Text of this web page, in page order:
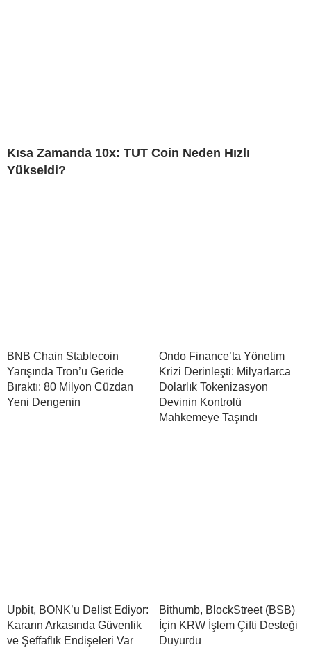
Kısa Zamanda 10x: TUT Coin Neden Hızlı
Yükseldi?
BNB Chain Stablecoin
Yarışında Tron’u Geride
Bıraktı: 80 Milyon Cüzdan
Yeni Dengenin
Ondo Finance’ta Yönetim
Krizi Derinleşti: Milyarlarca
Dolarlık Tokenizasyon
Devinin Kontrolü
Mahkemeye Taşındı
Upbit, BONK’u Delist Ediyor:
Kararın Arkasında Güvenlik
ve Şeffaflık Endişeleri Var
Bithumb, BlockStreet (BSB)
İçin KRW İşlem Çifti Desteği
Duyurdu